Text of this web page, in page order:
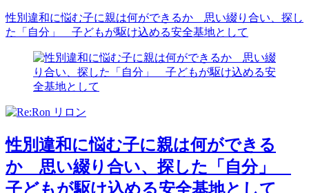
性別違和に悩む子に親は何ができるか 思い綴り合い、探し
た「自分」 子どもが駆け込める安全基地として
性別違和に悩む子に親は何ができる
か 思い綴り合い、探した「自分」
子どもが駆け込める安全基地として